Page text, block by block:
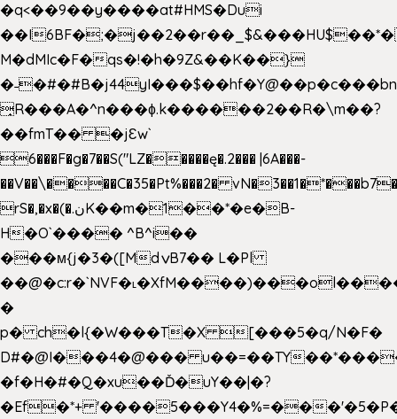
�q<��9��y����at#HMS�Dui
M�dMIc�F�qs�!�h�9Z&��K��}
̟R���A�^n���ɸ.k������2��R�\m��?
��fmT�� �jԐw`
6���F�g�7��S("LZ�����ę�.2��� |6A���-
��V��\����C�35�Pt%���2�
rS�,�x�(�.نK��m�1��*�e�B-
H�O`���� ^B^i��
���м{j�3�([MdݍB7�� L�Pl
�
p� ch�l{�W���T�X [���5�q/N�F�
D#�@I���4�@��� u��=��TY
�f�H�#�Q�xu��Ď�uY��|�?
�Ef�*+ '����5���Y4�%=��